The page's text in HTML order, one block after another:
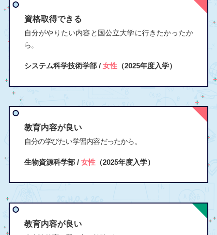
資格取得できる
自分がやりたい内容と国公立大学に行きたかったか
ら。
システム科学技術学部 / 女性（2025年度入学）
教育内容が良い
自分の学びたい学習内容だったから。
生物資源科学部 / 女性（2025年度入学）
教育内容が良い